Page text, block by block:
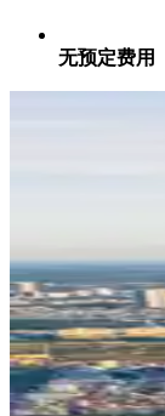
无预定费用